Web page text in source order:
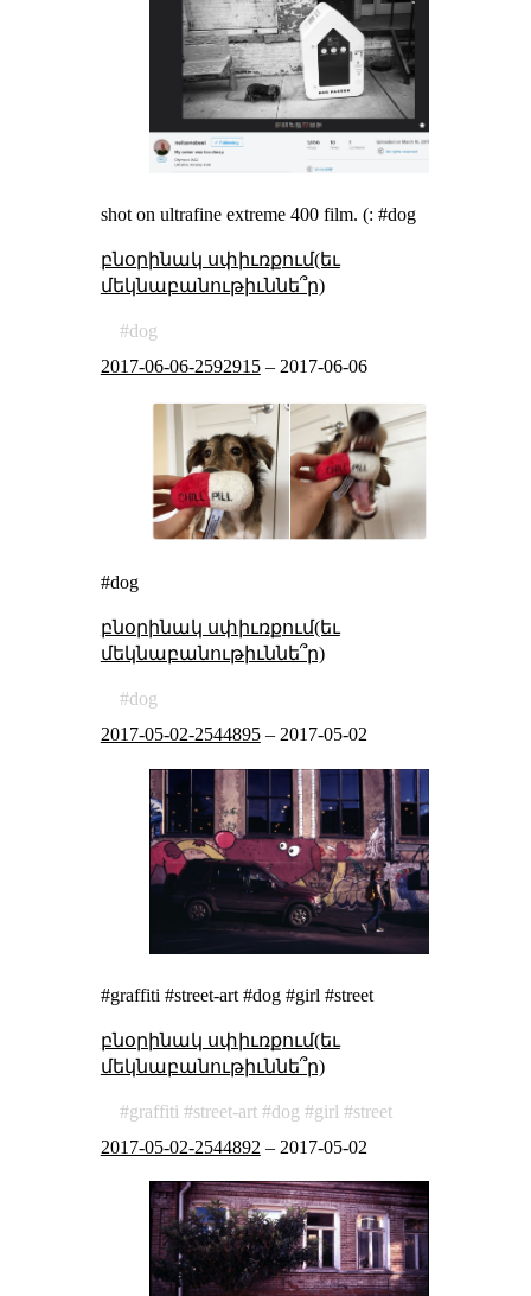
shot on ultrafine extreme 400 film. (: #dog
բնօրինակ սփիւռքում(եւ
մեկնաբանութիւննե՞ր)
dog
2017-06-06-2592915– 2017-06-06
#dog
բնօրինակ սփիւռքում(եւ
մեկնաբանութիւննե՞ր)
dog
2017-05-02-2544895– 2017-05-02
#graffiti #street-art #dog #girl #street
բնօրինակ սփիւռքում(եւ
մեկնաբանութիւննե՞ր)
graffiti street-art dog girl
street
2017-05-02-2544892 – 2017-05-02